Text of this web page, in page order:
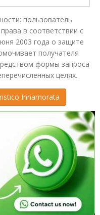
пользователь
в соответствии с
2003 года о защите
получателя
формы запроса
целях.